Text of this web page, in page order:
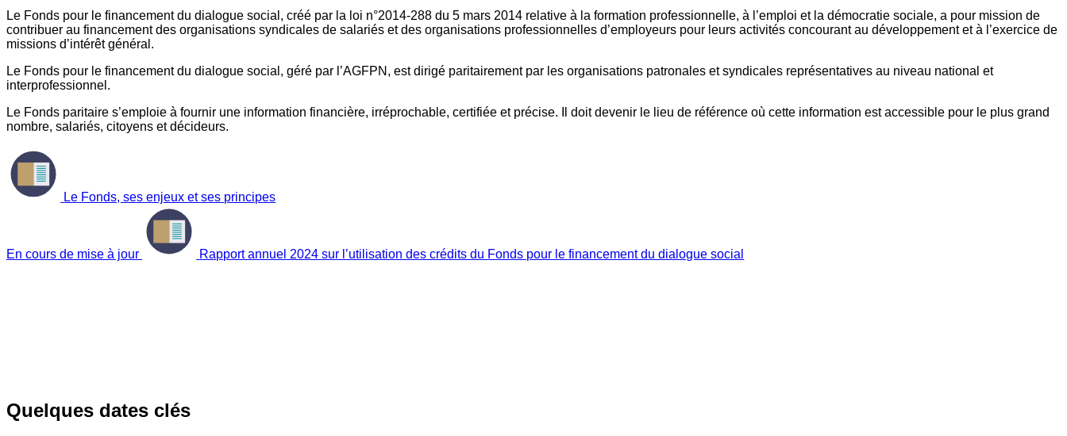
Le Fonds pour le financement du dialogue social, créé par la loi n°2014-288 du 5 mars 2014 relative à la formation professionnelle, à l’emploi et la démocratie sociale, a pour mission de
contribuer au financement des organisations syndicales de salariés et des organisations professionnelles d’employeurs pour leurs activités concourant au développement et à l’exercice de
missions d’intérêt général.
Le Fonds pour le financement du dialogue social, géré par l’AGFPN, est dirigé paritairement par les organisations patronales et syndicales représentatives au niveau national et
interprofessionnel.
Le Fonds paritaire s’emploie à fournir une information financière, irréprochable, certifiée et précise. Il doit devenir le lieu de référence où cette information est accessible pour le plus grand
nombre, salariés, citoyens et décideurs.
Le Fonds, ses enjeux et ses principes
En cours de mise à jour Rapport annuel 2024 sur l’utilisation des crédits du Fonds pour le financement du dialogue social
Quelques dates clés